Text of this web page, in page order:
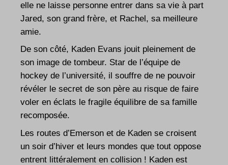
elle ne laisse personne entrer dans sa vie à part
Jared, son grand frère, et Rachel, sa meilleure
amie.
De son côté, Kaden Evans jouit pleinement de
son image de tombeur. Star de l’équipe de
hockey de l’université, il souffre de ne pouvoir
révéler le secret de son père au risque de faire
voler en éclats le fragile équilibre de sa famille
recomposée.
Les routes d’Emerson et de Kaden se croisent
un soir d’hiver et leurs mondes que tout oppose
entrent littéralement en collision ! Kaden est